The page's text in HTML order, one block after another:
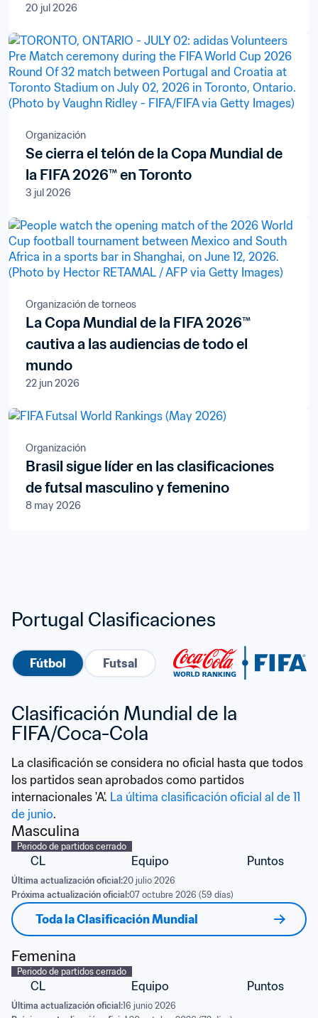
20 jul 2026
Organización
Se cierra el telón de la Copa Mundial de
la FIFA 2026™ en Toronto
3 jul 2026
Organización de torneos
La Copa Mundial de la FIFA 2026™
cautiva a las audiencias de todo el
mundo
22 jun 2026
Organización
Brasil sigue líder en las clasificaciones
de futsal masculino y femenino
8 may 2026
Portugal Clasificaciones
Fútbol Futsal
Clasificación Mundial de la
FIFA/Coca-Cola
La clasificación se considera no oficial hasta que todos
los partidos sean aprobados como partidos
internacionales 'A'. La última clasificación oficial al de 11
de junio.
Masculina
Periodo de partidos cerrado
CL Equipo Puntos
Última actualización oficial:20 julio 2026
Próxima actualización oficial:07 octubre 2026 (59 días)
Toda la Clasificación Mundial
Femenina
Periodo de partidos cerrado
CL Equipo Puntos
Última actualización oficial:16 junio 2026